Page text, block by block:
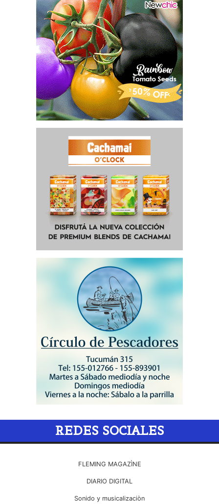
REDES SOCIALES
FLEMING MAGAZÌNE
DIARIO DIGITAL
Sonido y musicalizaciòn